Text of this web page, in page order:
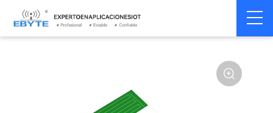
Home > Módulo > Wifi > Other
